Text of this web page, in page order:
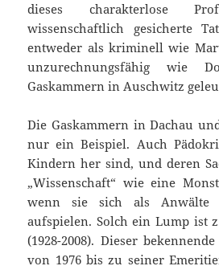
dieses charakterlose
wissenschaftlich gesicherte
entweder als kriminell wie
unzurechnungsfähig wie
Gaskammern in Auschwitz
Die Gaskammern in Dachau
nur ein Beispiel. Auch
Kindern her sind, und deren
„Wissenschaft“ wie eine
wenn sie sich als Anwälte
aufspielen. Solch ein Lump ist
(1928-2008). Dieser
von 1976 bis zu seiner